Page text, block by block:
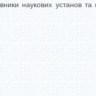
наукових установ та